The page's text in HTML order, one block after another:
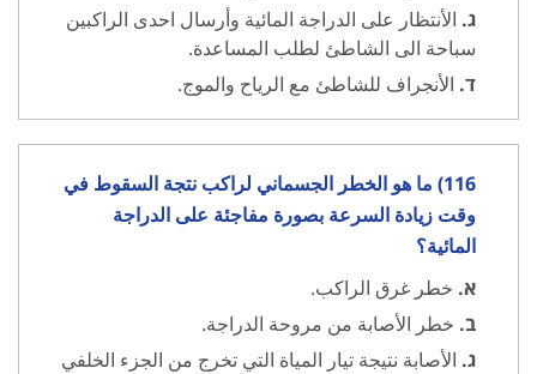
ג. الأنتظار على الدراجة المائية وأرسال احدى الراكبين
سباحة الى الشاطئ لطلب المساعدة.
ד. الأنجراف للشاطئ مع الرياح والموج.
116) ما هو الخطر الجسماني لراكب نتجة السقوط في
وقت زيادة السرعة بصورة مفاجئة على الدراجة
المائية؟
א. خطر غرق الراكب.
ב. خطر الأصابة من مروحة الدراجة.
ג. الأصابة نتيجة تيار المياة التي تخرج من الجزء الخلفي